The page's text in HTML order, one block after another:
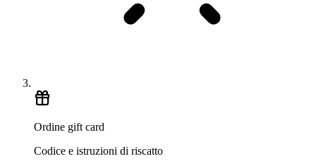
Ordine gift card
Codice e istruzioni di riscatto